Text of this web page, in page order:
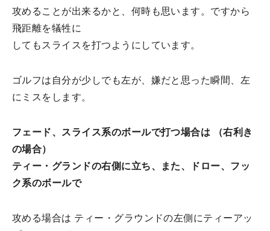
攻めることが出来るかと、何時も思います。ですから
飛距離を犠牲に
してもスライスを打つようにしています。
ゴルフは自分が少しでも左が、嫌だと思った瞬間、左
にミスをします。
フェード、スライス系のボールで打つ場合は （右利き
の場合）
ティー・グランドの右側に立ち、また、ドロー、フッ
ク系のボールで
攻める場合は ティー・グラウンドの左側にティーアッ